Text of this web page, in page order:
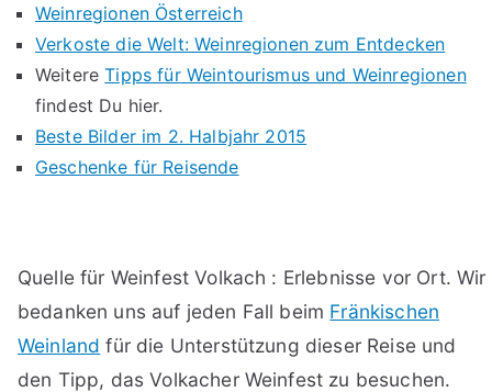
Weinregionen Österreich
Verkoste die Welt: Weinregionen zum Entdecken
WeitereTipps für Weintourismus und Weinregionen
findest Du hier.
Beste Bilder im 2. Halbjahr 2015
Geschenke für Reisende
Quelle für Weinfest Volkach : Erlebnisse vor Ort. Wir
bedanken uns auf jeden Fall beim Fränkischen
Weinland für die Unterstützung dieser Reise und
den Tipp, das Volkacher Weinfest zu besuchen.